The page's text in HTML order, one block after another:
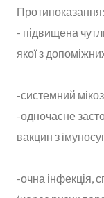
Протипоказання:
- підвищена
якої з
-системний
-одночасне
вакцин з
-очна інфекція,